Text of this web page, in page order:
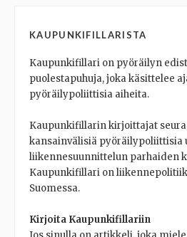
KAUPUNKIFILLARISTA
Kaupunkifillari on pyöräilyn
puolestapuhuja, joka käsittelee
pyöräilypoliittisia aiheita.
Kaupunkifillarin kirjoittajat
kansainvälisiä pyöräilypoliittisia
liikennesuunnittelun parhaiden
Kaupunkifillari on
Suomessa.
Kirjoita Kaupunkifillariin